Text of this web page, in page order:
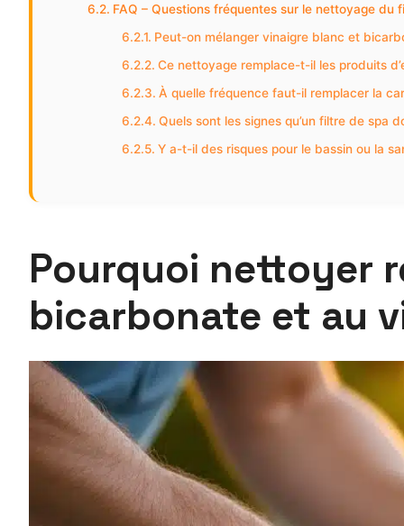
FAQ – Questions fréquentes sur le nettoyage
Peut-on mélanger vinaigre blanc et
Ce nettoyage remplace-t-il les produits
À quelle fréquence faut-il remplacer la
Quels sont les signes qu’un filtre de spa
Y a-t-il des risques pour le bassin ou la
Pourquoi nettoyer
bicarbonate et au